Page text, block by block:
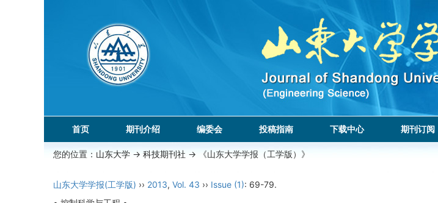
首页 期刊介绍 编委会 投稿指南 下载中心 期刊订阅
您的位置： 山东大学 -> 科技期刊社 -> 《山东大学学报（工学版）》
山东大学学报(工学版) ›› 2013, Vol. 43 ›› Issue (1): 69-79.